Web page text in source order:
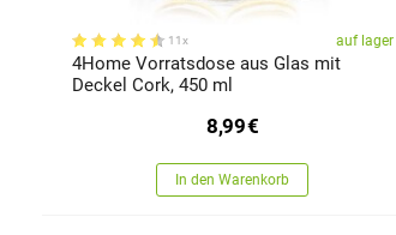
11x auf lager
4Home Vorratsdose aus Glas mit
Deckel Cork, 450 ml
8,99€
In den Warenkorb